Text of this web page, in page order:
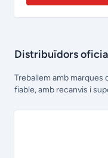
Distribuïdors
Treballem amb marques
fiable, amb recanvis i